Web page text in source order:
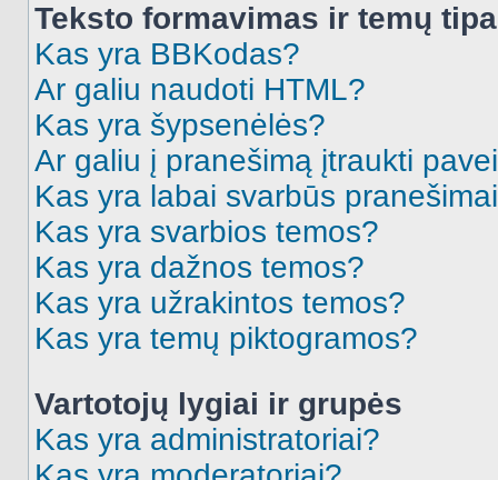
Teksto formavimas ir temų
Kas yra BBKodas?
Ar galiu naudoti HTML?
Kas yra šypsenėlės?
Ar galiu į pranešimą įtraukti
Kas yra labai svarbūs
Kas yra svarbios temos?
Kas yra dažnos temos?
Kas yra užrakintos temos?
Kas yra temų piktogramos?
Vartotojų lygiai ir grupės
Kas yra administratoriai?